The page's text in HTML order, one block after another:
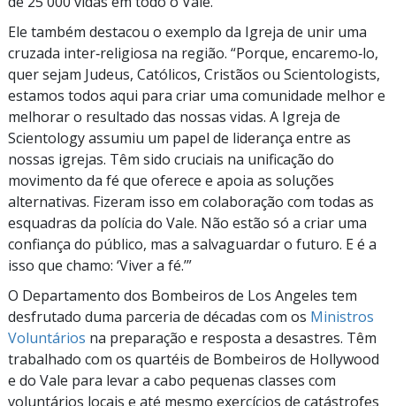
Ele também destacou o exemplo da Igreja de unir uma
cruzada inter‑religiosa na região. “Porque, encaremo‑lo,
quer sejam Judeus, Católicos, Cristãos ou Scientologists,
estamos todos aqui para criar uma comunidade melhor e
melhorar o resultado das nossas vidas. A Igreja de
Scientology assumiu um papel de liderança entre as
nossas igrejas. Têm sido cruciais na unificação do
movimento da fé que oferece e apoia as soluções
alternativas. Fizeram isso em colaboração com todas as
esquadras da polícia do Vale. Não estão só a criar uma
confiança do público, mas a salvaguardar o futuro. E é a
isso que chamo: ‘Viver a fé.’”
O Departamento dos Bombeiros de Los Angeles tem
desfrutado duma parceria de décadas com os Ministros
Voluntários na preparação e resposta a desastres. Têm
trabalhado com os quartéis de Bombeiros de Hollywood
e do Vale para levar a cabo pequenas classes com
voluntários locais e até mesmo exercícios de catástrofes